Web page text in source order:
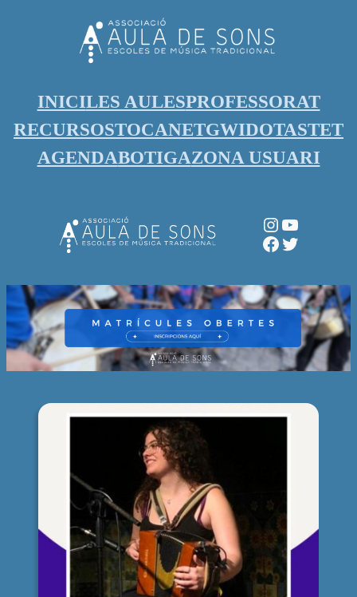
INICILES AULESPROFESSORAT
RECURSOSTOCANETGWIDOTASTET
AGENDABOTIGAZONA USUARI
Instagram
YouTube
Facebook
Twitter